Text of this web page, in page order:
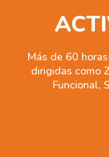
Más de 60
dirigidas como
Funcional,